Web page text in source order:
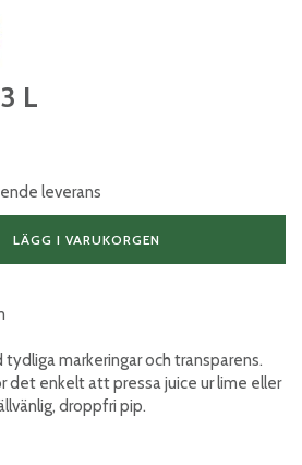
L
leverans
LÄGG I VARUKORGEN
markeringar och transparens.
det enkelt att pressa juice ur lime eller
droppfri pip.